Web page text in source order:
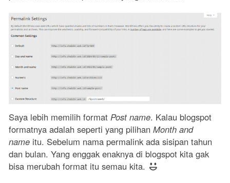
Saya lebih memilih format Post name. Kalau blogspot
formatnya adalah seperti yang pilihan Month and
name itu. Sebelum nama permalink ada sisipan tahun
dan bulan. Yang enggak enaknya di blogspot kita gak
bisa merubah format itu semau kita.